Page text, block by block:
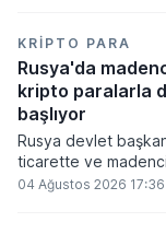
kayıplarının
küresel likidite
ve bitcoinin bu
varlık olacağı
KRIPTO PARA
Rusya'da
kripto paralarla
başlıyor
Rusya devlet
ticarette ve
kripto varlıkların
04 Ağustos 2026 17:36